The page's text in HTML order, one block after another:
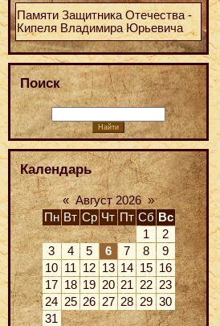
Памяти Защитника Отечества -
Кипеля Владимира Юрьевича
Поиск
Календарь
« Август 2026 »
Пн Вт Ср Чт Пт Сб Вс
1
2
3
4 5 6 7 8
9
10 11 12 13 14 15 16
17 18 19 20 21 22 23
24 25 26 27 28 29 30
31